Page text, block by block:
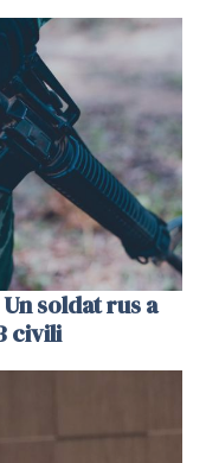
soldat rus a
civili